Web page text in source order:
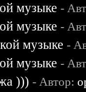
музыке -
музыке -
музыке -
музыке -
))) - Автор: